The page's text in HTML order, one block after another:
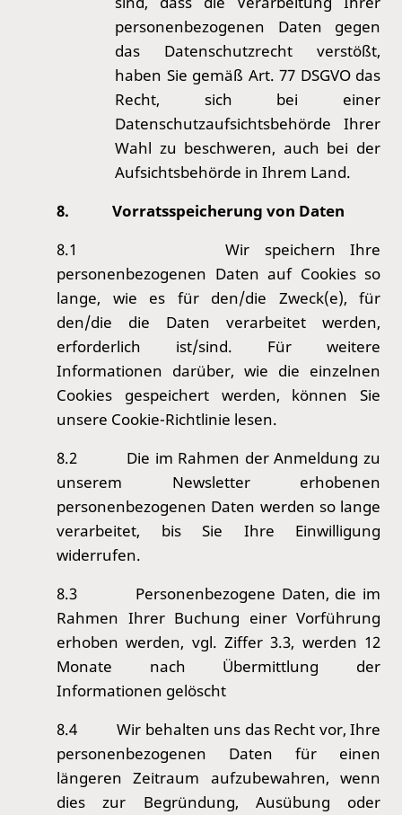
personenbezogenen Daten gegen
das Datenschutzrecht verstößt,
haben Sie gemäß Art. 77 DSGVO das
Recht, sich bei einer
Datenschutzaufsichtsbehörde Ihrer
Wahl zu beschweren, auch bei der
Aufsichtsbehörde in Ihrem Land.
8.
Vorratsspeicherung von Daten
8.1 Wir speichern Ihre
personenbezogenen Daten auf Cookies so
lange, wie es für den/die Zweck(e), für
den/die die Daten verarbeitet werden,
erforderlich ist/sind. Für weitere
Informationen darüber, wie die einzelnen
Cookies gespeichert werden, können Sie
unsere Cookie-Richtlinie lesen.
8.2 Die im Rahmen der Anmeldung zu
unserem Newsletter erhobenen
personenbezogenen Daten werden so lange
verarbeitet, bis Sie Ihre Einwilligung
widerrufen.
8.3 Personenbezogene Daten, die im
Rahmen Ihrer Buchung einer Vorführung
erhoben werden, vgl. Ziffer 3.3, werden 12
Monate nach Übermittlung der
Informationen gelöscht
8.4Wir behalten uns das Recht vor, Ihre
personenbezogenen Daten für einen
längeren Zeitraum aufzubewahren, wenn
dies zur Begründung, Ausübung oder